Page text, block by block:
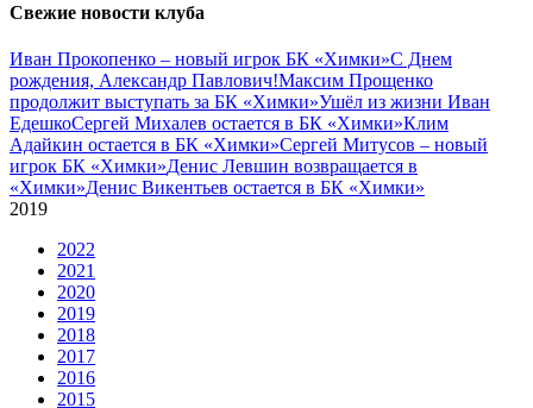
Свежие новости клуба
Иван Прокопенко – новый игрок БК «Химки»С Днем
рождения, Александр Павлович!Максим Прощенко
продолжит выступать за БК «Химки»Ушёл из жизни Иван
ЕдешкоСергей Михалев остается в БК «Химки»Клим
Адайкин остается в БК «Химки»Сергей Митусов – новый
игрок БК «Химки»Денис Левшин возвращается в
«Химки»Денис Викентьев остается в БК «Химки»
2019
2022
2021
2020
2019
2018
2017
2016
2015